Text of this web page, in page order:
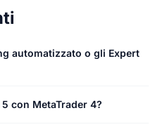
automatizzato o gli Expert
con MetaTrader 4?